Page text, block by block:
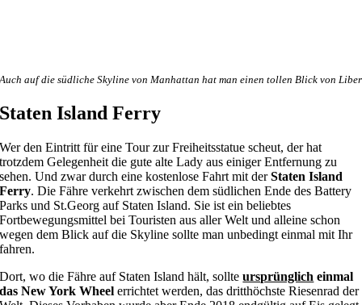
Auch auf die südliche Skyline von Manhattan hat man einen tollen Blick von
Staten Island Ferry
Wer den Eintritt für eine Tour zur Freiheitsstatue scheut, der hat
trotzdem Gelegenheit die gute alte Lady aus einiger Entfernung zu
sehen. Und zwar durch eine kostenlose Fahrt mit derStaten Island
Ferry. Die Fähre verkehrt zwischen dem südlichen Ende des Battery
Parks und St.Georg auf Staten Island. Sie ist ein beliebtes
Fortbewegungsmittel bei Touristen aus aller Welt und alleine schon
wegen dem Blick auf die Skyline sollte man unbedingt einmal mit Ihr
fahren.
Dort, wo die Fähre auf Staten Island hält, sollteursprünglich einmal
das New York Wheel errichtet werden, das dritthöchste Riesenrad der